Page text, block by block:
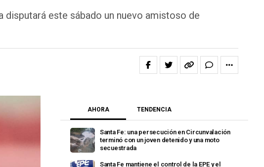
este sábado un nuevo amistoso de
AHORA TENDENCIA
Santa Fe: una persecución en Circunvalación
terminó con un joven detenido y una moto
secuestrada
Santa Fe mantiene el control de la EPE y el